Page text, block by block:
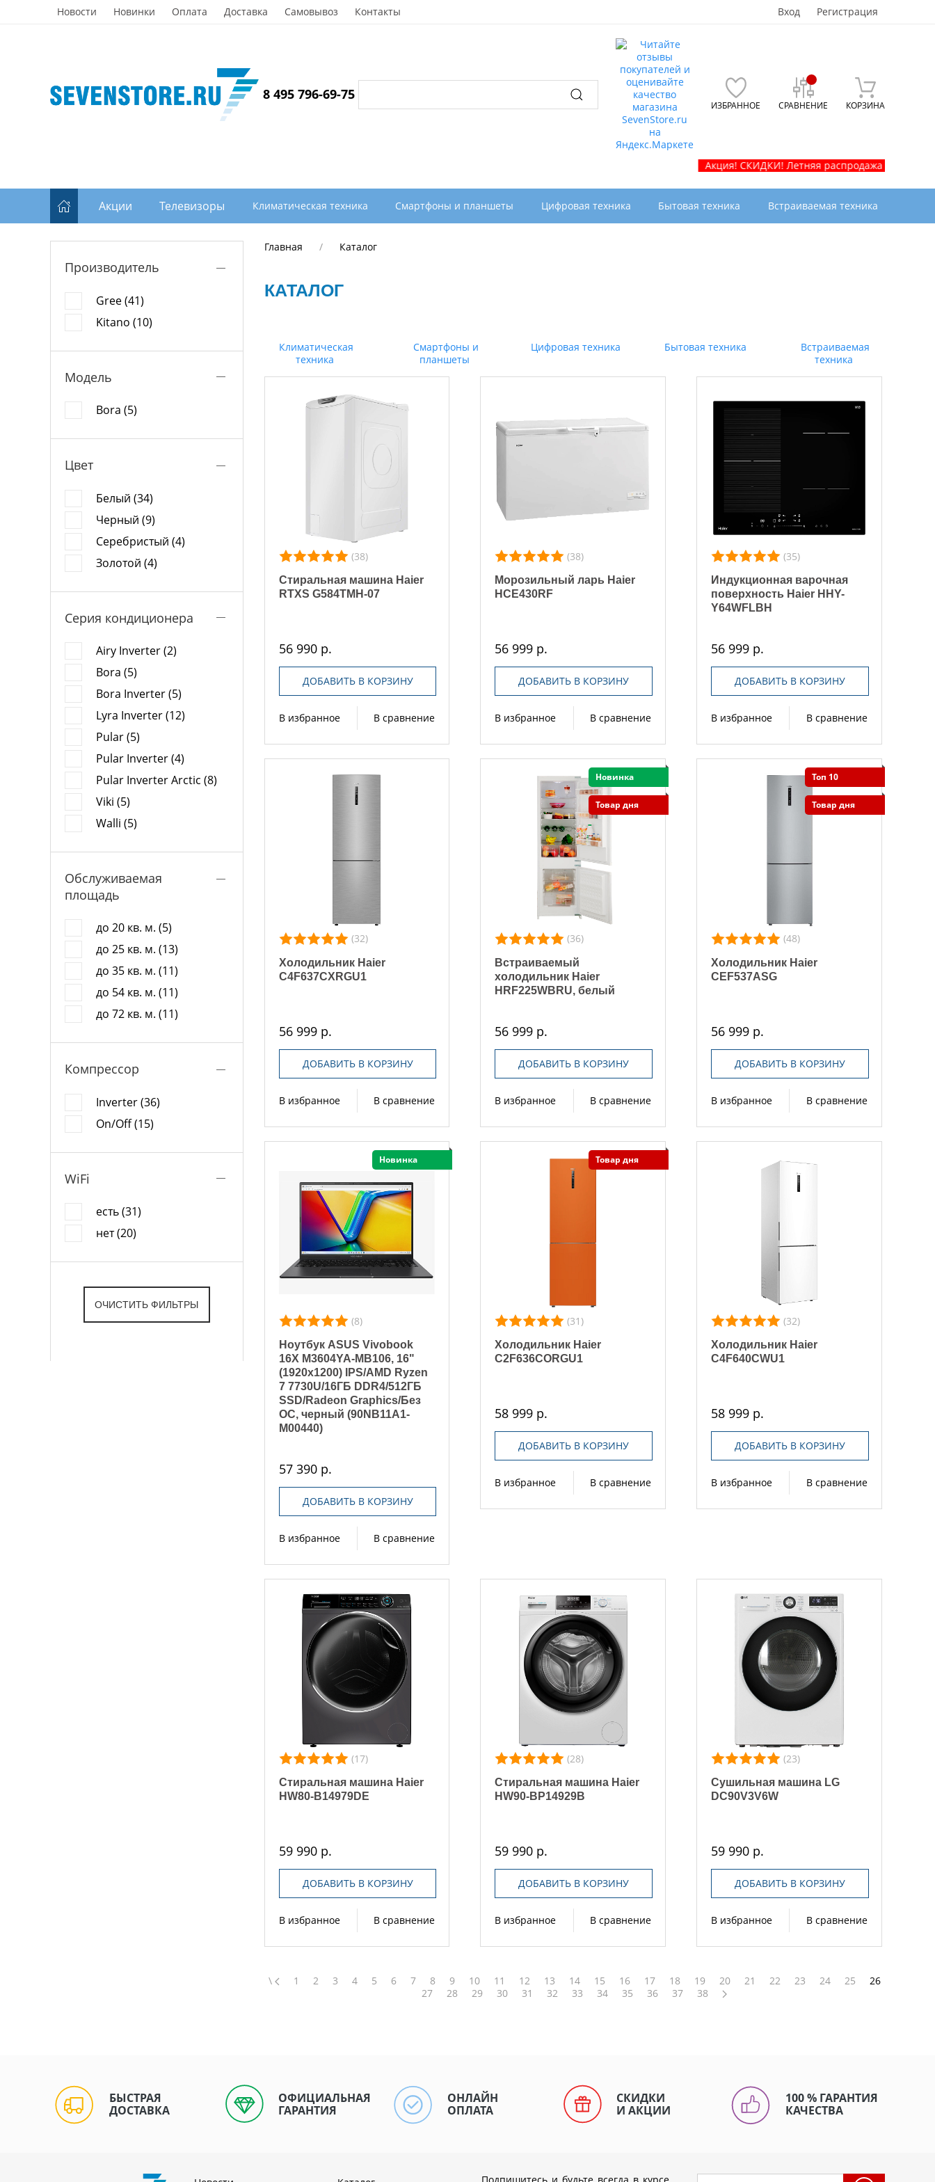
Новости Новинки Оплата Доставка Самовывоз Контакты Вход Регистрация
8 495 796-69-75
ИЗБРАННОЕ СРАВНЕНИЕ КОРЗИНА
Акция! СКИДКИ! Летняя распродажа телевизоров и
Акции Телевизоры Климатическая техника Смартфоны и планшеты Цифровая техника Бытовая техника Встраиваемая техника
Производитель
Gree (41)
Kitano (10)
Модель
Bora (5)
Цвет
Белый (34)
Черный (9)
Серебристый (4)
Золотой (4)
Серия кондиционера
Airy Inverter (2)
Bora (5)
Bora Inverter (5)
Lyra Inverter (12)
Pular (5)
Pular Inverter (4)
Pular Inverter Arctic (8)
Viki (5)
Walli (5)
Обслуживаемая
площадь
до 20 кв. м. (5)
до 25 кв. м. (13)
до 35 кв. м. (11)
до 54 кв. м. (11)
до 72 кв. м. (11)
Компрессор
Inverter (36)
On/Off (15)
WiFi
есть (31)
нет (20)
Главная Каталог
КАТАЛОГ
Климатическая
техника
Смартфоны и
планшеты
Цифровая техника Бытовая техника
Встраиваемая
техника
(38)
Стиральная машина Haier
RTXS G584TMH-07
56 990 р.
ДОБАВИТЬ В КОРЗИНУ
В избранное В сравнение
(38)
Морозильный ларь Haier
HCE430RF
56 999 р.
ДОБАВИТЬ В КОРЗИНУ
В избранное В сравнение
(35)
Индукционная варочная
поверхность Haier HHY-
Y64WFLBH
56 999 р.
ДОБАВИТЬ В КОРЗИНУ
В избранное В сравнение
(32)
Холодильник Haier
C4F637CXRGU1
56 999 р.
ДОБАВИТЬ В КОРЗИНУ
В избранное В сравнение
Новинка
Товар дня
(36)
Встраиваемый
холодильник Haier
HRF225WBRU, белый
56 999 р.
ДОБАВИТЬ В КОРЗИНУ
В избранное В сравнение
Топ 10
Товар дня
(48)
Холодильник Haier
CEF537ASG
56 999 р.
ДОБАВИТЬ В КОРЗИНУ
В избранное В сравнение
Новинка
(8)
Ноутбук ASUS Vivobook
16X M3604YA-MB106, 16"
(1920x1200) IPS/AMD Ryzen
7 7730U/16ГБ DDR4/512ГБ
SSD/Radeon Graphics/Без
ОС, черный (90NB11A1-
M00440)
57 390 р.
ДОБАВИТЬ В КОРЗИНУ
В избранное В сравнение
Товар дня
(31)
Холодильник Haier
C2F636CORGU1
58 999 р.
ДОБАВИТЬ В КОРЗИНУ
В избранное В сравнение
(32)
Холодильник Haier
C4F640CWU1
58 999 р.
ДОБАВИТЬ В КОРЗИНУ
В избранное В сравнение
(17)
Стиральная машина Haier
HW80-B14979DE
59 990 р.
ДОБАВИТЬ В КОРЗИНУ
В избранное В сравнение
(28)
Стиральная машина Haier
HW90-BP14929B
59 990 р.
ДОБАВИТЬ В КОРЗИНУ
В избранное В сравнение
(23)
Сушильная машина LG
DC90V3V6W
59 990 р.
ДОБАВИТЬ В КОРЗИНУ
В избранное В сравнение
\ 1 2 3 4 5 6 7 8 9 10 11 12 13 14 15 16 17 18 19 20 21 22 23 24 25
26
27
28 29 30 31 32 33 34 35 36 37 38
БЫСТРАЯ
ДОСТАВКА
ОФИЦИАЛЬНАЯ
ГАРАНТИЯ
ОНЛАЙН
ОПЛАТА
СКИДКИ
И АКЦИИ
100 % ГАРАНТИЯ
КАЧЕСТВА